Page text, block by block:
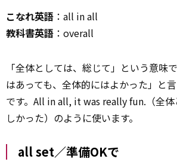
こなれ英語 ：all in all
教科書英語 ：overall
「全体としては、総じて」という意味
はあっても、全体的にはよかった」と
です。All in all, it was really fun.（全体
しかった）のように使います。
all set／準備OKで